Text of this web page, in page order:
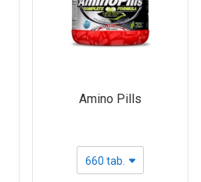
Amino Pills
660 tab.